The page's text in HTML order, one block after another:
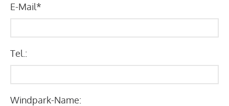
E-Mail*
Tel.:
Windpark-Name: